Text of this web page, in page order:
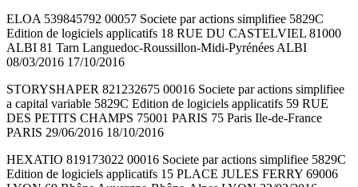
ELOA 539845792 00057 Societe par actions simplifiee 5829C
Edition de logiciels applicatifs 18 RUE DU CASTELVIEL 81000
ALBI 81 Tarn Languedoc-Roussillon-Midi-Pyrénées ALBI
08/03/2016 17/10/2016
STORYSHAPER 821232675 00016 Societe par actions simplifiee
a capital variable 5829C Edition de logiciels applicatifs 59 RUE
DES PETITS CHAMPS 75001 PARIS 75 Paris Ile-de-France
PARIS 29/06/2016 18/10/2016
HEXATIO 819173022 00016 Societe par actions simplifiee 5829C
Edition de logiciels applicatifs 15 PLACE JULES FERRY 69006